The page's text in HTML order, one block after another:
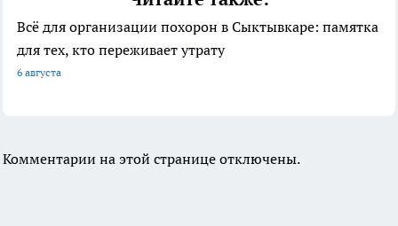
Всё для организации похорон в Сыктывкаре: памятка
для тех, кто переживает утрату
6 августа
Комментарии на этой странице отключены.